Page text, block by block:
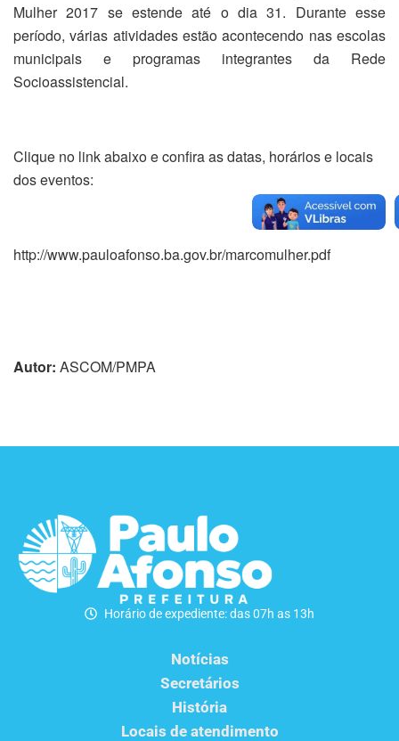
Mulher 2017 se estende até o dia 31. Durante esse
período, várias atividades estão acontecendo nas escolas
municipais e programas integrantes da Rede
Socioassistencial.
Clique no link abaixo e confira as datas, horários e locais
dos eventos:
http://www.pauloafonso.ba.gov.br/marcomulher.pdf
Autor: ASCOM/PMPA
Horário de expediente: das 07h as 13h
Notícias
Secretários
História
Locais de atendimento